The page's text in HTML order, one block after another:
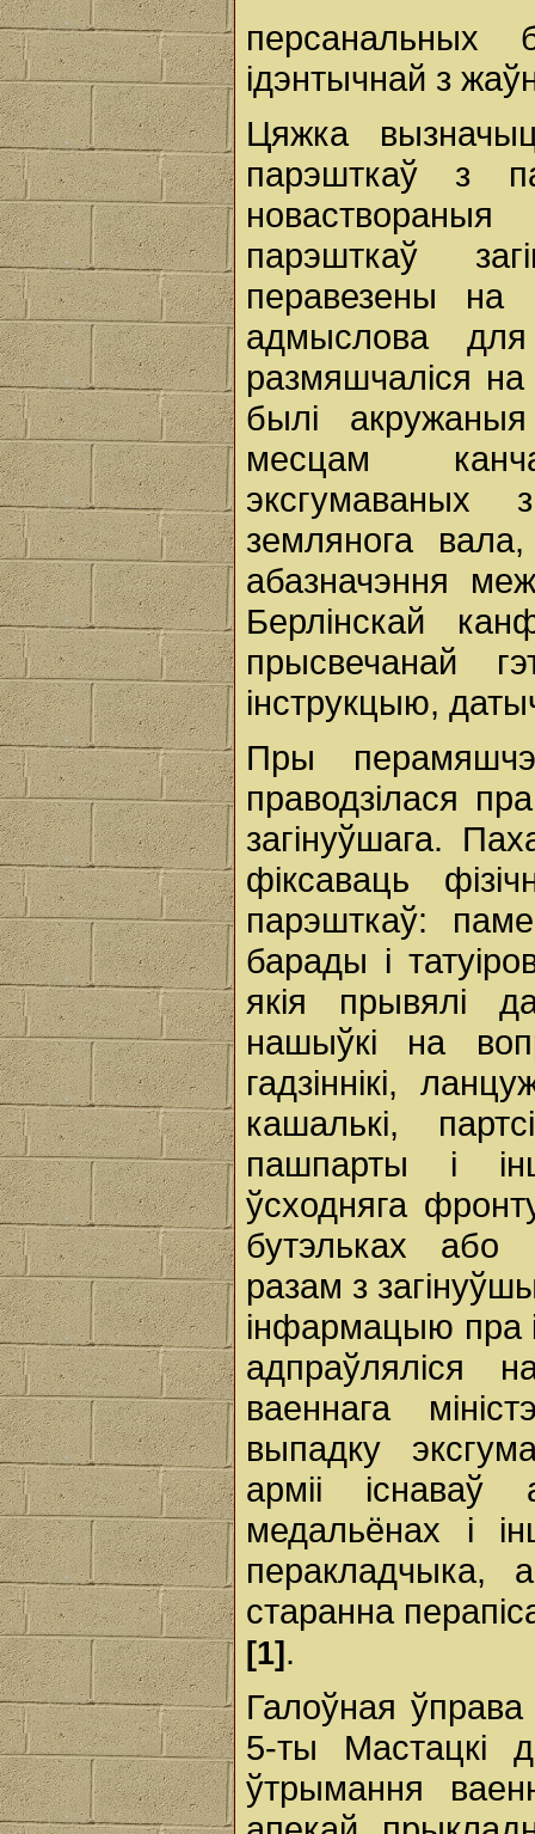
ідэнтычнай з
Цяжка
парэшткаў з
парэшткаў
перавезены на
адмыслова
размяшчаліся
былі
месцам
эксгумаваных
землянога
абазначэння
Берлінскай
прысвечанай
інструкцыю,
Пры
праводзілася
загінуўшага.
фіксаваць
парэшткаў:
барады і
якія прывялі
нашыўкі на
гадзіннікі,
кашалькі,
пашпарты і
ўсходняга
бутэльках або
разам з
інфармацыю пра
адпраўляліся
ваеннага
выпадку
арміі
медальёнах і
перакладчыка,
старанна
[1] .
Галоўная
5-ты Мастацкі
ўтрымання